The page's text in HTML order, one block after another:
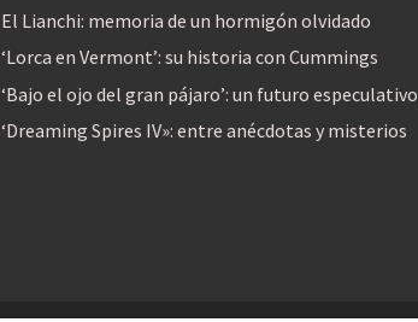
El Lianchi: memoria de un hormigón olvidado
‘Lorca en Vermont’: su historia con Cummings
‘Bajo el ojo del gran pájaro’: un futuro especulativo
‘Dreaming Spires IV»: entre anécdotas y misterios